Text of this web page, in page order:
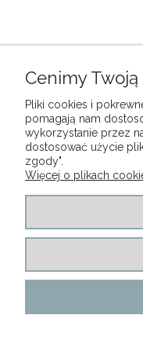
Cenimy
Pliki cookies i
pomagają nam
wykorzystanie przez
dostosować użycie
zgody".
Więcej o plikach